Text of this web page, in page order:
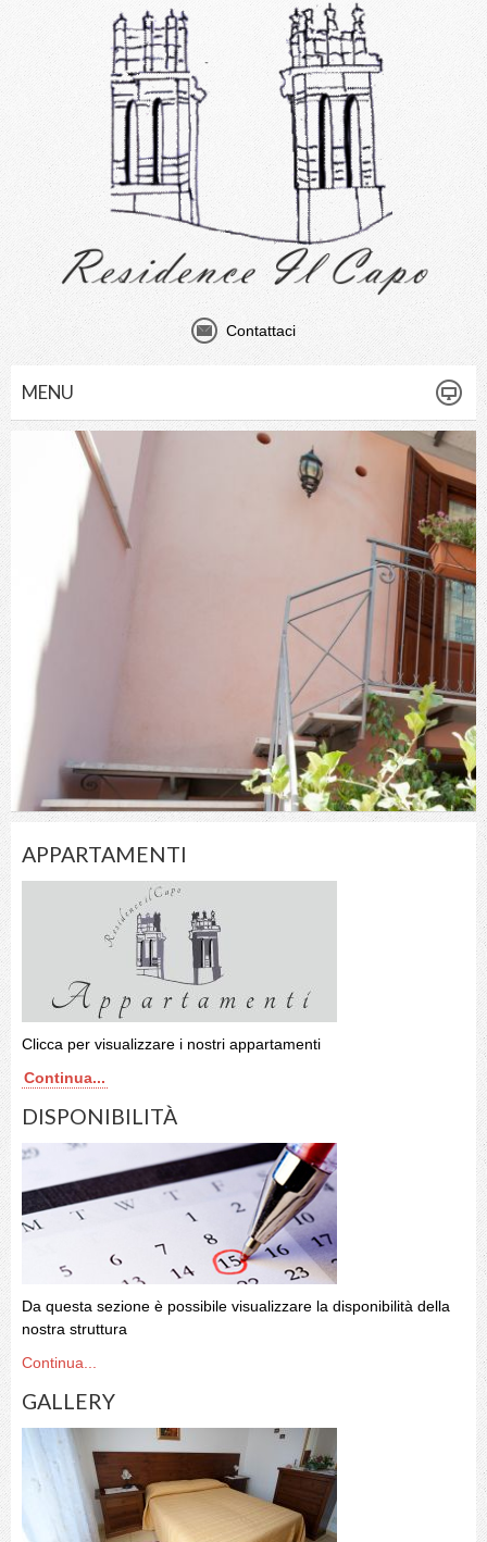
Contattaci
MENU
APPARTAMENTI
Clicca per visualizzare i nostri appartamenti
Continua...
DISPONIBILITÀ
Da questa sezione è possibile visualizzare la disponibilità della
nostra struttura
Continua...
GALLERY